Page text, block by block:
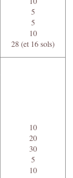
5
5
10
28 (et 16 sols)
10
20
30
5
10